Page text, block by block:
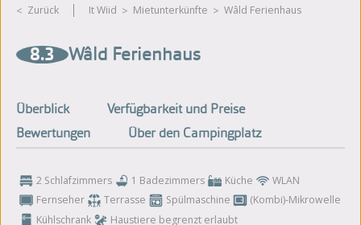
Zurück It Wiid Mietunterkünfte Wâld Ferienhaus
8.3 Wâld Ferienhaus
Überblick
Verfügbarkeit und Preise
Bewertungen
Über den Campingplatz
2 Schlafzimmers 1 Badezimmers Küche
WLAN
Fernseher
Terrasse Spülmaschine
(Kombi)-Mikrowelle
Kühlschrank
Haustiere begrenzt erlaubt